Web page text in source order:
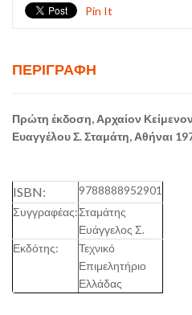
Pin It
ΠΕΡΙΓΡΑΦΉ
Πρώτη έκδοση, Αρχαίον
Ευαγγέλου Σ. Σταμάτη, Αθήναι
ISBN:
9788888952901
Συγγραφέας:Σταμάτης
Ευάγγελος Σ.
Εκδότης:
Τεχνικό
Επιμελητήριο
Ελλάδας